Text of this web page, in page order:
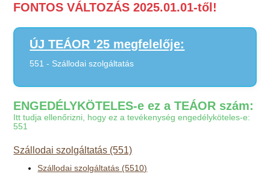
FONTOS VÁLTOZÁS 2025.01.01-től!
ÚJ TEÁOR '25 megfelelője:
551 - Szállodai szolgáltatás
ENGEDÉLYKÖTELES-e ez a TEÁOR szám:
Itt tudja ellenőrizni, hogy ez a tevékenység engedélyköteles-e:
551
Szállodai szolgáltatás (551)
Szállodai szolgáltatás (5510)